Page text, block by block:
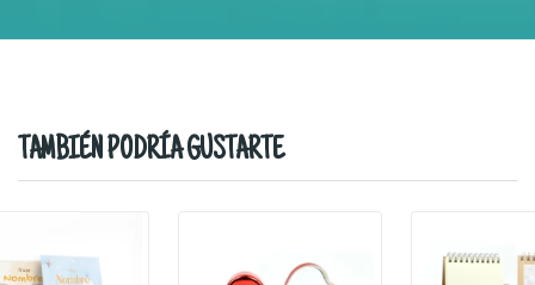
TAMBIÉN PODRÍA GUSTARTE